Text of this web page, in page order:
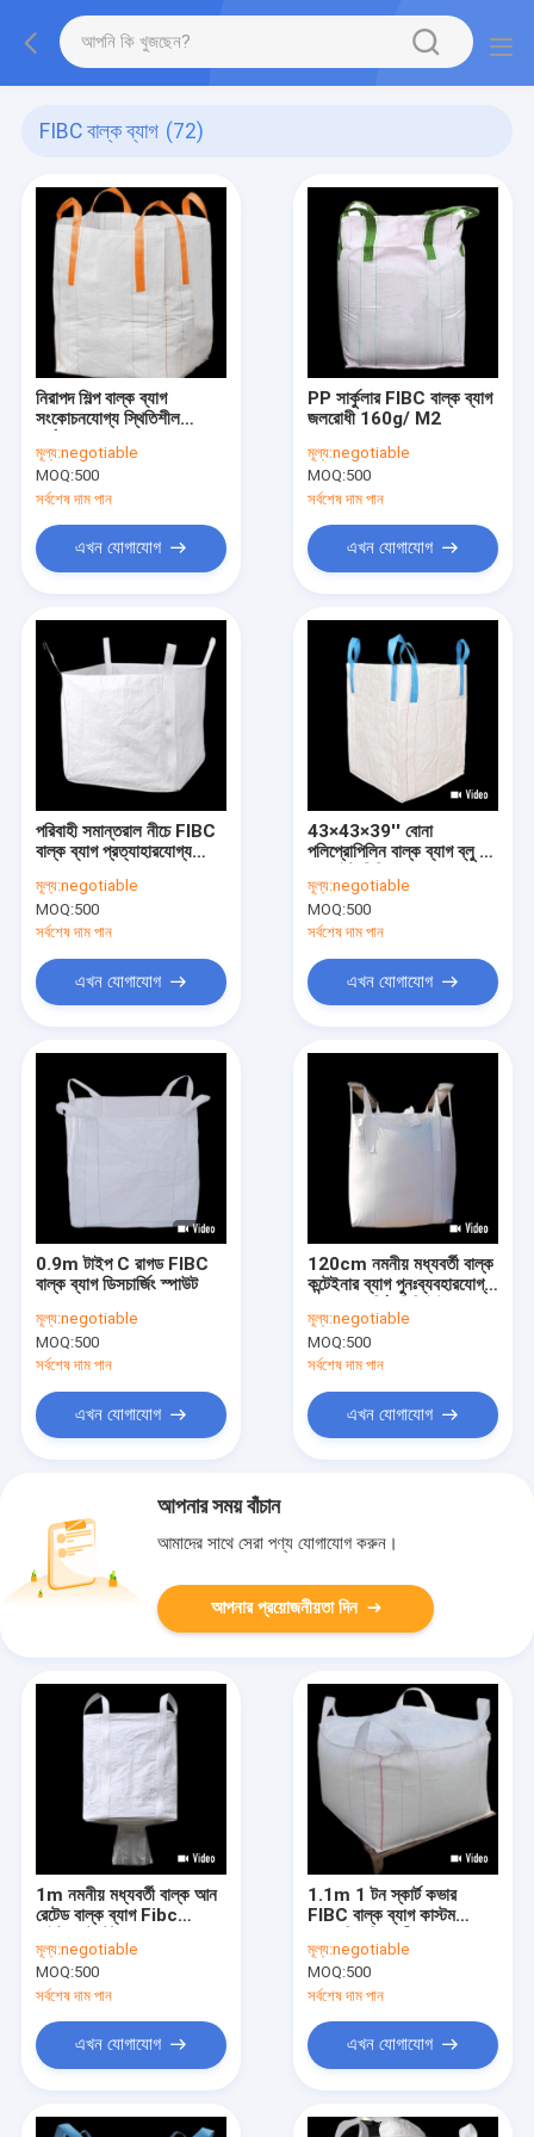
FIBC বাল্ক ব্যাগ (72)
নিরাপদ শিল্প বাল্ক ব্যাগ
সংকোচনযোগ্য স্থিতিশীল
মূল্য:negotiable
MOQ:500
সর্বশেষ দাম পান
এখন যোগাযোগ
PP সার্কুলার FIBC বাল্ক ব্যাগ
জলরোধী 160g/ M2
মূল্য:negotiable
MOQ:500
সর্বশেষ দাম পান
এখন যোগাযোগ
পরিবাহী সমান্তরাল নীচে FIBC
বাল্ক ব্যাগ প্রত্যাহারযোগ্য
মূল্য:negotiable
MOQ:500
সর্বশেষ দাম পান
এখন যোগাযোগ
43×43×39'' বোনা
পলিপ্রোপিলিন বাল্ক ব্যাগ ব্লু লুপ
মূল্য:negotiable
MOQ:500
সর্বশেষ দাম পান
এখন যোগাযোগ
0.9m টাইপ C রাগড FIBC
বাল্ক ব্যাগ ডিসচার্জিং স্পাউট
মূল্য:negotiable
MOQ:500
সর্বশেষ দাম পান
এখন যোগাযোগ
120cm নমনীয় মধ্যবর্তী বাল্ক
কন্টেইনার ব্যাগ পুনঃব্যবহারযোগ্য
মূল্য:negotiable
MOQ:500
সর্বশেষ দাম পান
এখন যোগাযোগ
আপনার সময় বাঁচান
আমাদের সাথে সেরা পণ্য যোগাযোগ করুন।
আপনার প্রয়োজনীয়তা দিন
1m নমনীয় মধ্যবর্তী বাল্ক আন
রেটেড বাল্ক ব্যাগ Fibc
মূল্য:negotiable
MOQ:500
সর্বশেষ দাম পান
এখন যোগাযোগ
1.1m 1 টন স্কার্ট কভার
FIBC বাল্ক ব্যাগ কাস্টম
মূল্য:negotiable
MOQ:500
সর্বশেষ দাম পান
এখন যোগাযোগ